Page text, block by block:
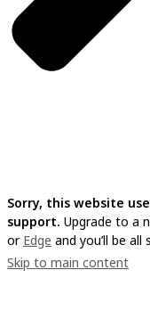
Sorry, this website
support. Upgrade to a
or Edge and you’ll be all
Skip to main content